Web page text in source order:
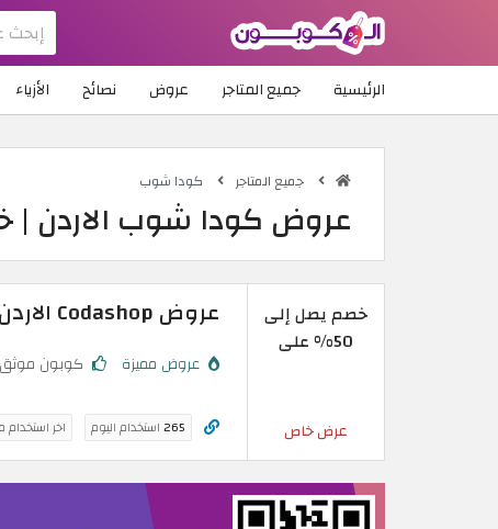
الرئيسية جميع المتاجر عروض نصائح الأزياء
جميع المتاجر كودا شوب
عروض كودا شوب الاردن |
خصم يصل إلى
50% على
عرض خاص
عروض Codashop الاردن | خصم يصل إلى 50% على شحنات اللعبة
عروض مميزة كوبون موثق
265استخدام اليوم اخر استخدام